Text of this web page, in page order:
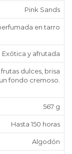
Pink Sands
en tarro
Exótica y afrutada
dulces, brisa
fondo cremoso.
567 g
Hasta 150 horas
Algodón